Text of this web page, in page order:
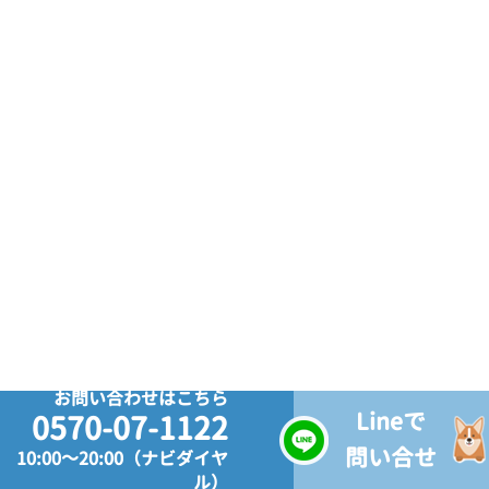
お問い合わせはこちら
0570-07-1122
10:00～20:00（ナビダイヤ
ル）
Lineで
問い合せ